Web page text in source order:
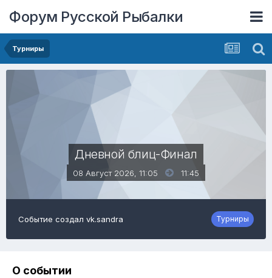
Форум Русской Рыбалки
Турниры
Дневной блиц-Финал
08 Август 2026, 11:05 11:45
Событие создал vk.sandra Турниры
О событии